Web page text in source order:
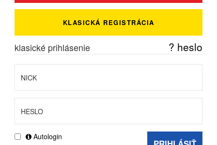
KLASICKÁ REGISTRÁCIA
klasické prihlásenie ? heslo
Autologin